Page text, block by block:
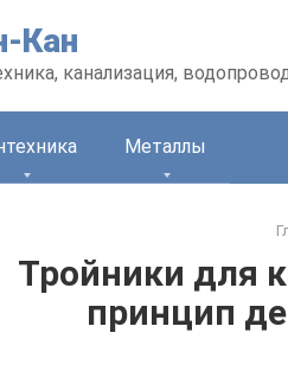
Кан
канализация,
Металлы
Тройники для
принцип